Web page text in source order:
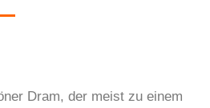
Dram, der meist zu einem